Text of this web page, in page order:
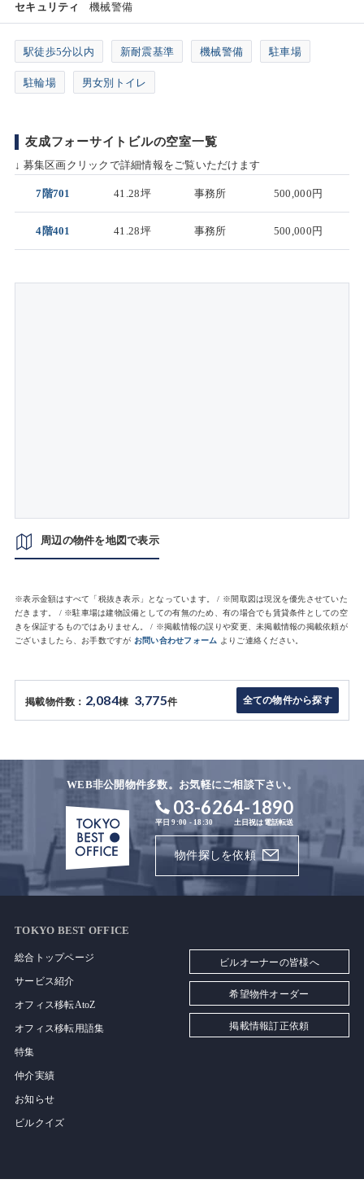
セキュリティ 機械警備
駅徒歩5分以内 新耐震基準 機械警備 駐車場
駐輪場 男女別トイレ
友成フォーサイトビルの空室一覧
↓ 募集区画クリックで詳細情報をご覧いただけます
7階701 41.28坪 事務所 500,000円
4階401 41.28坪 事務所 500,000円
周辺の物件を地図で表示
※表示金額はすべて「税抜き表示」となっています。 / ※間取図は現況を優先させていた
だきます。 / ※駐車場は建物設備としての有無のため、有の場合でも賃貸条件としての空
きを保証するものではありません。 / ※掲載情報の誤りや変更、未掲載情報の掲載依頼が
ございましたら、お手数ですが お問い合わせフォーム よりご連絡ください。
掲載物件数： 2,084棟 3,775件 全ての物件から探す
WEB非公開物件多数。お気軽にご相談下さい。
03-6264-1890
平日 9:00 - 18:30 土日祝は電話転送
物件探しを依頼
TOKYO BEST OFFICE
総合トップページ
サービス紹介
オフィス移転AtoZ
オフィス移転用語集
特集
仲介実績
お知らせ
ビルクイズ
ビルオーナーの皆様へ
希望物件オーダー
掲載情報訂正依頼